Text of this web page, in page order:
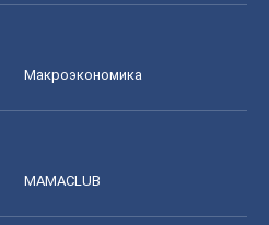
Mакроэкономика
MAMACLUB